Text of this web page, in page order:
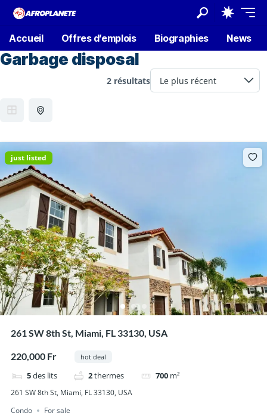
Accueil Offres d’emplois Biographies News
Garbage disposal
2 résultats
just listed
261 SW 8th St, Miami, FL 33130, USA
220,000 Fr hot deal
5des lits 2thermes 700 m²
261 SW 8th St, Miami, FL 33130, USA
Condo
For sale